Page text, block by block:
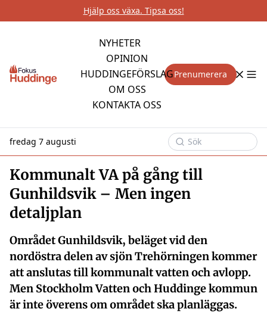
Hjälp oss växa. Tipsa oss!
NYHETER
OPINION
HUDDINGEFÖRSLAG
OM OSS
KONTAKTA OSS
Prenumerera
fredag 7 augusti
Kommunalt VA på gång till
Gunhildsvik – Men ingen
detaljplan
Området Gunhildsvik, beläget vid den
nordöstra delen av sjön Trehörningen kommer
att anslutas till kommunalt vatten och avlopp.
Men Stockholm Vatten och Huddinge kommun
är inte överens om området ska planläggas.